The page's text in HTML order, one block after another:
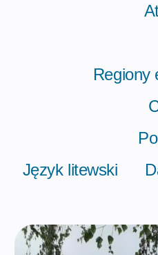
Regiony
Język litewski